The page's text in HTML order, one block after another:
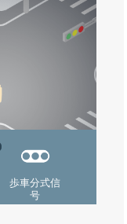
歩車分式信
号